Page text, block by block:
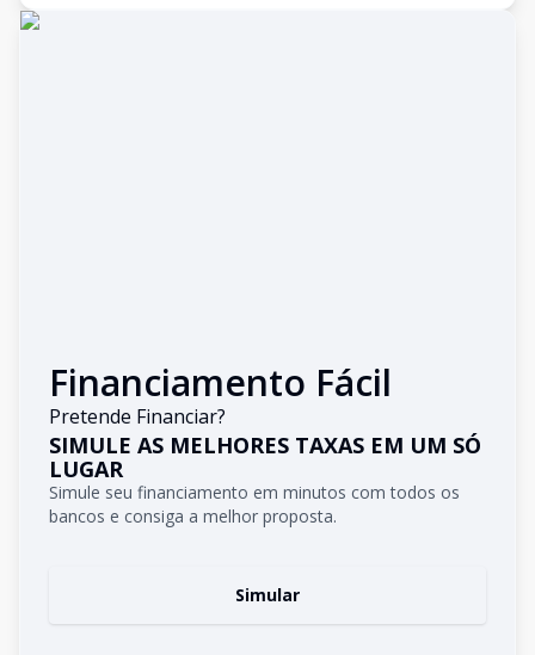
Financiamento Fácil
Pretende Financiar?
SIMULE AS MELHORES TAXAS EM UM SÓ
LUGAR
Simule seu financiamento em minutos com todos os
bancos e consiga a melhor proposta.
Simular